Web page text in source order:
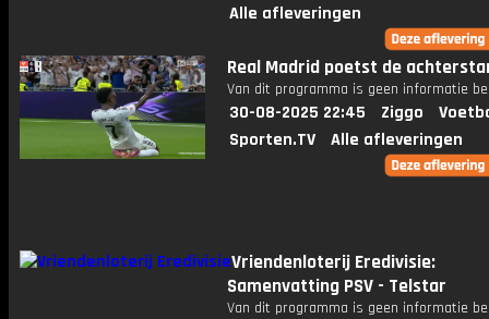
Alle afleveringen
Real Madrid poetst de
Van dit programma is geen informatie
30-08-2025 22:45 Ziggo
Sporten.TV
Alle afleveringen
Vriendenloterij Eredivisie:
Samenvatting PSV - Telstar
Van dit programma is geen informatie